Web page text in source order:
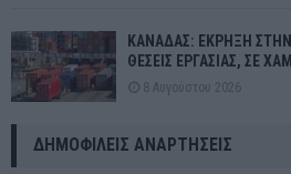
ΚΑΝΑΔΑΣ: ΕΚΡΗΞΗ
ΘΕΣΕΙΣ ΕΡΓΑΣΙΑΣ, ΣΕ
8 Αυγούστου 2026
ΔΗΜΟΦΙΛΕΊΣ ΑΝΑΡΤΉΣΕΙΣ